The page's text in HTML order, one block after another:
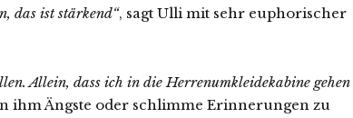
das ist stärkend“, sagt Ulli mit sehr euphorischer
Allein, dass ich in die Herrenumkleidekabine gehen
ihm Ängste oder schlimme Erinnerungen zu